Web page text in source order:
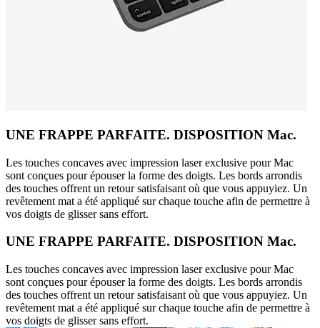
UNE FRAPPE PARFAITE. DISPOSITION Mac.
Les touches concaves avec impression laser exclusive pour Mac
sont conçues pour épouser la forme des doigts. Les bords arrondis
des touches offrent un retour satisfaisant où que vous appuyiez. Un
revêtement mat a été appliqué sur chaque touche afin de permettre à
vos doigts de glisser sans effort.
UNE FRAPPE PARFAITE. DISPOSITION Mac.
Les touches concaves avec impression laser exclusive pour Mac
sont conçues pour épouser la forme des doigts. Les bords arrondis
des touches offrent un retour satisfaisant où que vous appuyiez. Un
revêtement mat a été appliqué sur chaque touche afin de permettre à
vos doigts de glisser sans effort.